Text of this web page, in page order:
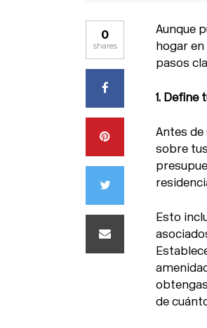
Aunque
hogar
pasos
1. Define
Antes
sobre
Esto
de
0
shares